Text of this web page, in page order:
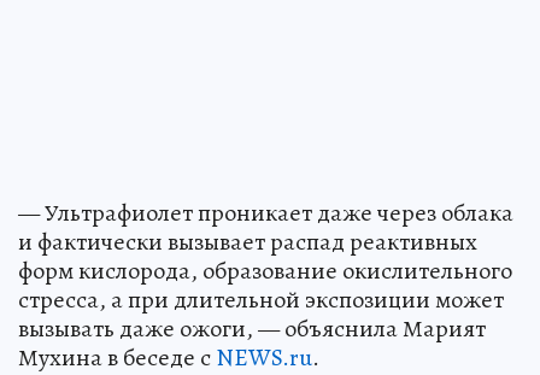
— Ультрафиолет проникает даже через облака
и фактически вызывает распад реактивных
форм кислорода, образование окислительного
стресса, а при длительной экспозиции может
вызывать даже ожоги, — объяснила Марият
Мухина в беседе сNEWS.ru.